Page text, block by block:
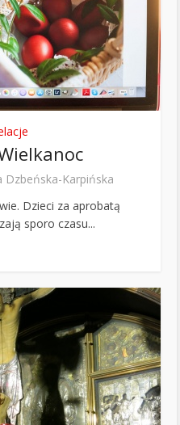
Dzbeńska-Karpińska
Dzieci za aprobatą
sporo czasu...